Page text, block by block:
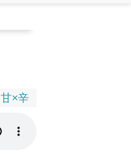
甘×辛